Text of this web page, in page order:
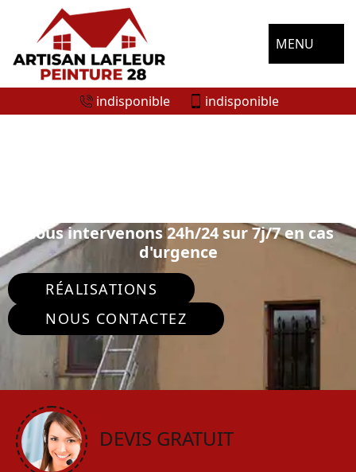
MENU
indisponible indisponible
Nous intervenons 24h/24 sur 7j/7 en cas
d'urgence
RÉALISATIONS
NOUS CONTACTEZ
DEVIS GRATUIT